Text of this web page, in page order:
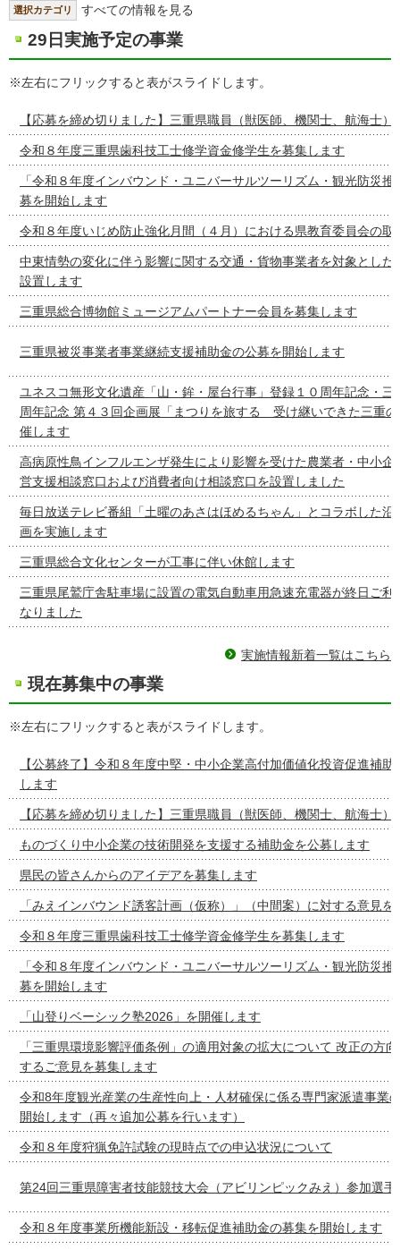
選択カテゴリ すべての情報を見る
29日実施予定の事業
※左右にフリックすると表がスライドします。
【応募を締め切りました】三重県職員（獣医師、機関士、航海士）
令和８年度三重県歯科技工士修学資金修学生を募集します
「令和８年度インバウンド・ユニバーサルツーリズム・観光防災
募を開始します
令和８年度いじめ防止強化月間（４月）における県教育委員会の取
中東情勢の変化に伴う影響に関する交通・貨物事業者を対象とした
設置します
三重県総合博物館ミュージアムパートナー会員を募集します
三重県被災事業者事業継続支援補助金の公募を開始します
ユネスコ無形文化遺産「山・鉾・屋台行事」登録１０周年記念・三
周年記念 第４３回企画展「まつりを旅する 受け継いできた三重
催します
高病原性鳥インフルエンザ発生により影響を受けた農業者・中小企
営支援相談窓口および消費者向け相談窓口を設置しました
毎日放送テレビ番組「土曜のあさはほめるちゃん」とコラボした沿
画を実施します
三重県総合文化センターが工事に伴い休館します
三重県尾鷲庁舎駐車場に設置の電気自動車用急速充電器が終日ご利
なりました
実施情報新着一覧はこちら
現在募集中の事業
※左右にフリックすると表がスライドします。
【公募終了】令和８年度中堅・中小企業高付加価値化投資促進補
します
【応募を締め切りました】三重県職員（獣医師、機関士、航海士）
ものづくり中小企業の技術開発を支援する補助金を公募します
県民の皆さんからのアイデアを募集します
「みえインバウンド誘客計画（仮称）」（中間案）に対する意見を
令和８年度三重県歯科技工士修学資金修学生を募集します
「令和８年度インバウンド・ユニバーサルツーリズム・観光防災
募を開始します
「山登りベーシック塾2026」を開催します
「三重県環境影響評価条例」の適用対象の拡大について 改正の方
するご意見を募集します
令和8年度観光産業の生産性向上・人材確保に係る専門家派遣事業
開始します（再々追加公募を行います）
令和８年度狩猟免許試験の現時点での申込状況について
第24回三重県障害者技能競技大会（アビリンピックみえ）参加選
令和８年度事業所機能新設・移転促進補助金の募集を開始します